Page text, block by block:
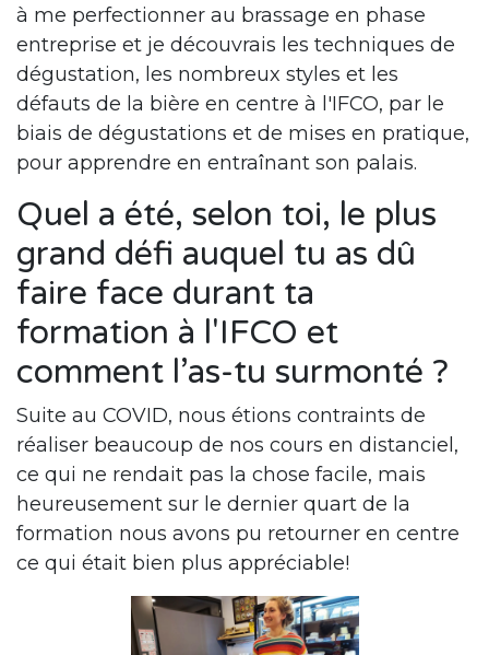
à me perfectionner au brassage en phase
entreprise et je découvrais les techniques de
dégustation, les nombreux styles et les
défauts de la bière en centre à l'IFCO, par le
biais de dégustations et de mises en pratique,
pour apprendre en entraînant son palais.
Quel a été, selon toi, le plus
grand défi auquel tu as dû
faire face durant ta
formation à l'IFCO et
comment l’as-tu surmonté ?
Suite au COVID, nous étions contraints de
réaliser beaucoup de nos cours en distanciel,
ce qui ne rendait pas la chose facile, mais
heureusement sur le dernier quart de la
formation nous avons pu retourner en centre
ce qui était bien plus appréciable!